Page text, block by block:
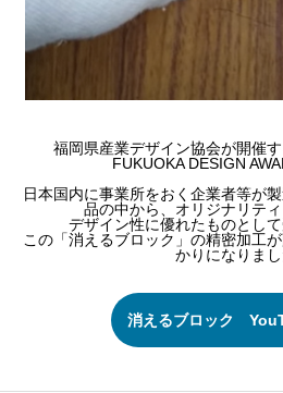
福岡県産業デザイン協会が開催す
FUKUOKA DESIGN
日本国内に事業所をおく企業者等が
品の中から、オリジナリティ
デザイン性に優れたものとして
この「消えるブロック」の精密加工
かりになりまし
消えるブロック